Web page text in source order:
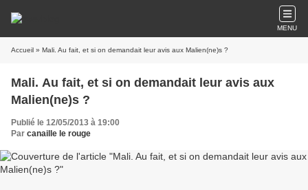
MENU
Accueil » Mali. Au fait, et si on demandait leur avis aux Malien(ne)s ?
Mali. Au fait, et si on demandait leur avis aux
Malien(ne)s ?
Publié le 12/05/2013 à 19:00
Par canaille le rouge